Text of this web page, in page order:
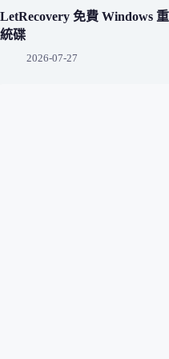
LetRecovery 免費 Windows
統碟
2026-07-27